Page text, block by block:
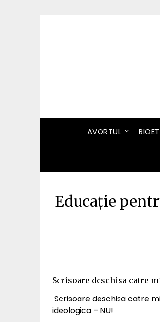
AVORTUL
Educație
Scrisoare deschisa catre
Scrisoare deschisa catre
ideologica – NU!